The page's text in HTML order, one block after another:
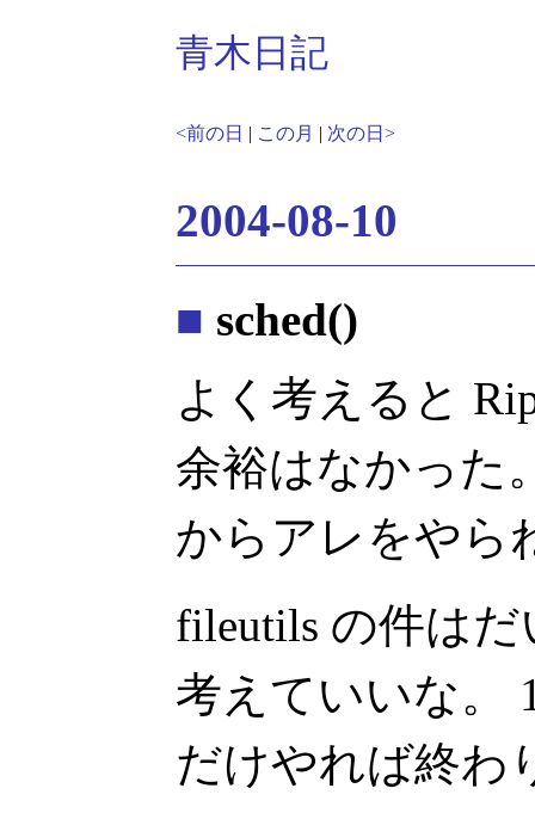
青木日記
<前の日 | この月 | 次の日>
2004-08-10
■ sched()
よく考えると
余裕はなかった
からアレをや
fileutils の件は
考えていいな。
だけやれば終わ